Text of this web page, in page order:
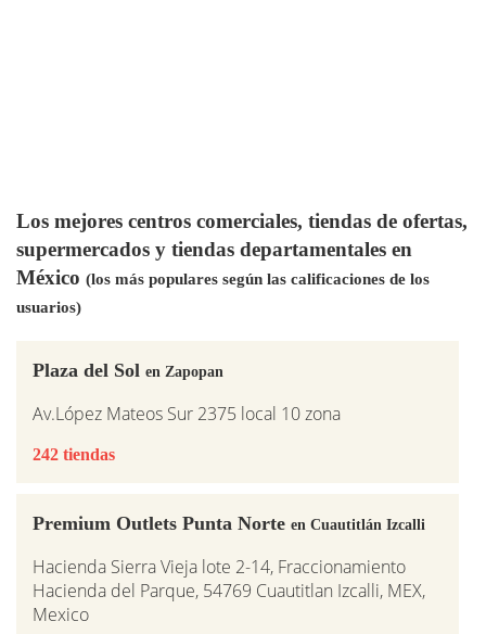
Los mejores centros comerciales, tiendas de ofertas,
supermercados y tiendas departamentales en
México (los más populares según las calificaciones de los
usuarios)
Plaza del Sol en Zapopan
Av.López Mateos Sur 2375 local 10 zona
242 tiendas
Premium Outlets Punta Norte en Cuautitlán Izcalli
Hacienda Sierra Vieja lote 2-14, Fraccionamiento
Hacienda del Parque, 54769 Cuautitlan Izcalli, MEX,
Mexico